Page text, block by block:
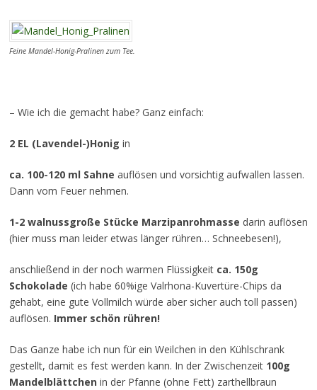
Feine Mandel-Honig-Pralinen zum Tee.
– Wie ich die gemacht habe? Ganz einfach:
2 EL (Lavendel-)Honig in
ca. 100-120 ml Sahne auflösen und vorsichtig aufwallen lassen.
Dann vom Feuer nehmen.
1-2 walnussgroße Stücke Marzipanrohmasse darin auflösen
(hier muss man leider etwas länger rühren… Schneebesen!),
anschließend in der noch warmen Flüssigkeit ca. 150g
Schokolade (ich habe 60%ige Valrhona-Kuvertüre-Chips da
gehabt, eine gute Vollmilch würde aber sicher auch toll passen)
auflösen. Immer schön rühren!
Das Ganze habe ich nun für ein Weilchen in den Kühlschrank
gestellt, damit es fest werden kann. In der Zwischenzeit 100g
Mandelblättchenin der Pfanne (ohne Fett) zarthellbraun